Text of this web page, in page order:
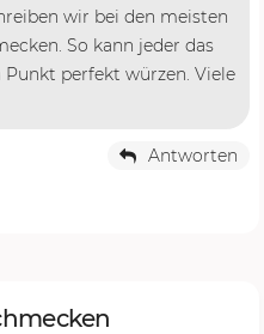
wir bei den meisten
So kann jeder das
perfekt würzen. Viele
Antworten